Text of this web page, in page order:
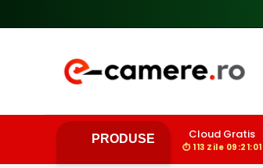
PRODUSE Cloud Gratis
⏱ 113 Zile 09:21:00